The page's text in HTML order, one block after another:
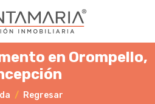
en Orompello,
Regresar